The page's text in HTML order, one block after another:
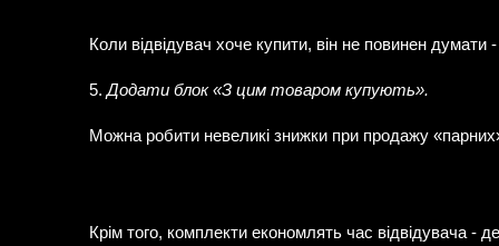
Коли відвідувач хоче купити, він не повинен думати
5.Додати блок «З цим товаром купують».
Можна робити невеликі знижки при продажу
Крім того, комплекти економлять час відвідувача -